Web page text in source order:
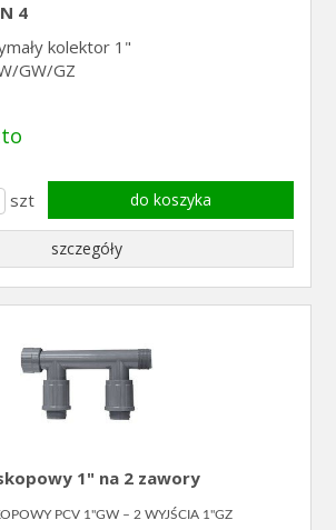
4
kolektor 1"
GW/GZ
szt do koszyka
szczegóły
1" na 2 zawory
PCV 1"GW – 2 WYJŚCIA 1"GZ